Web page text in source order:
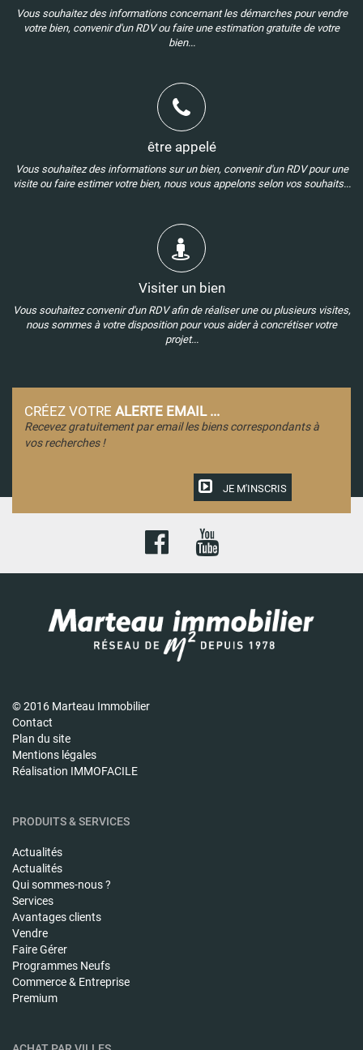
Vous souhaitez des informations concernant les démarches pour vendre
votre bien, convenir d'un RDV ou faire une estimation gratuite de votre
bien...
être appelé
Vous souhaitez des informations sur un bien, convenir d'un RDV pour une
visite ou faire estimer votre bien, nous vous appelons selon vos souhaits...
Visiter un bien
Vous souhaitez convenir d'un RDV afin de réaliser une ou plusieurs visites,
nous sommes à votre disposition pour vous aider à concrétiser votre
projet...
CRÉEZ VOTRE ALERTE EMAIL ...
Recevez gratuitement par email les biens correspondants à
vos recherches !
JE M'INSCRIS
© 2016 Marteau Immobilier
Contact
Plan du site
Mentions légales
Réalisation IMMOFACILE
PRODUITS & SERVICES
Actualités
Actualités
Qui sommes-nous ?
Services
Avantages clients
Vendre
Faire Gérer
Programmes Neufs
Commerce & Entreprise
Premium